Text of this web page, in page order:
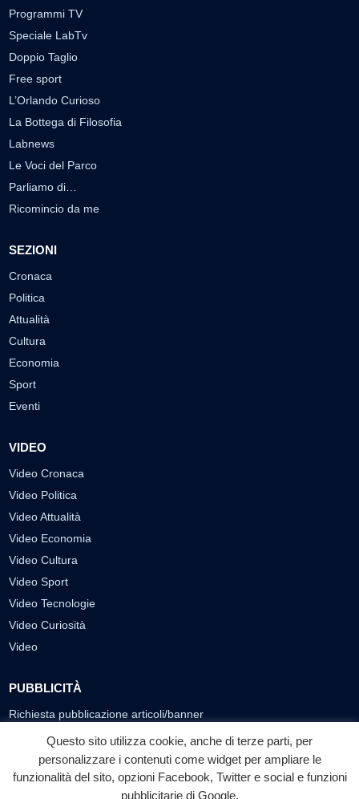
Programmi TV
Speciale LabTv
Doppio Taglio
Free sport
L’Orlando Curioso
La Bottega di Filosofia
Labnews
Le Voci del Parco
Parliamo di…
Ricomincio da me
SEZIONI
Cronaca
Politica
Attualità
Cultura
Economia
Sport
Eventi
VIDEO
Video Cronaca
Video Politica
Video Attualità
Video Economia
Video Cultura
Video Sport
Video Tecnologie
Video Curiosità
Video
PUBBLICITÀ
Richiesta pubblicazione articoli/banner
SEGUICI SUI SOCIAL
f ◎ ▶
Questo sito utilizza cookie, anche di terze parti, per
personalizzare i contenuti come widget per ampliare le
funzionalità del sito, opzioni Facebook, Twitter e social e funzioni
pubblicitarie di Google.